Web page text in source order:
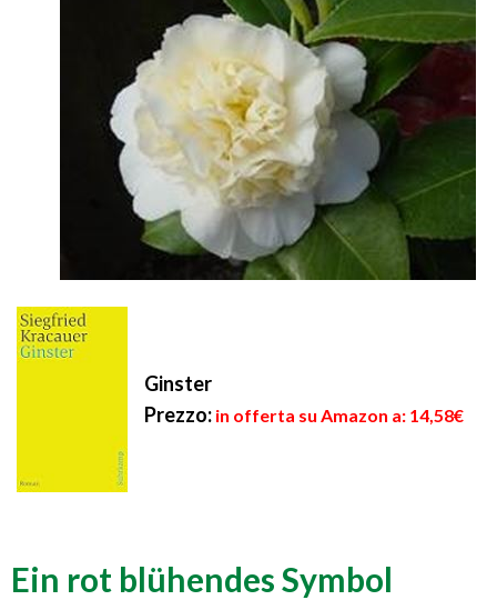
Ginster
Prezzo: in offerta su Amazon a: 14,58€
Ein rot blühendes Symbol